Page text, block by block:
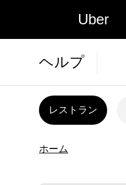
Uber
ヘルプ
レストラン
ホーム